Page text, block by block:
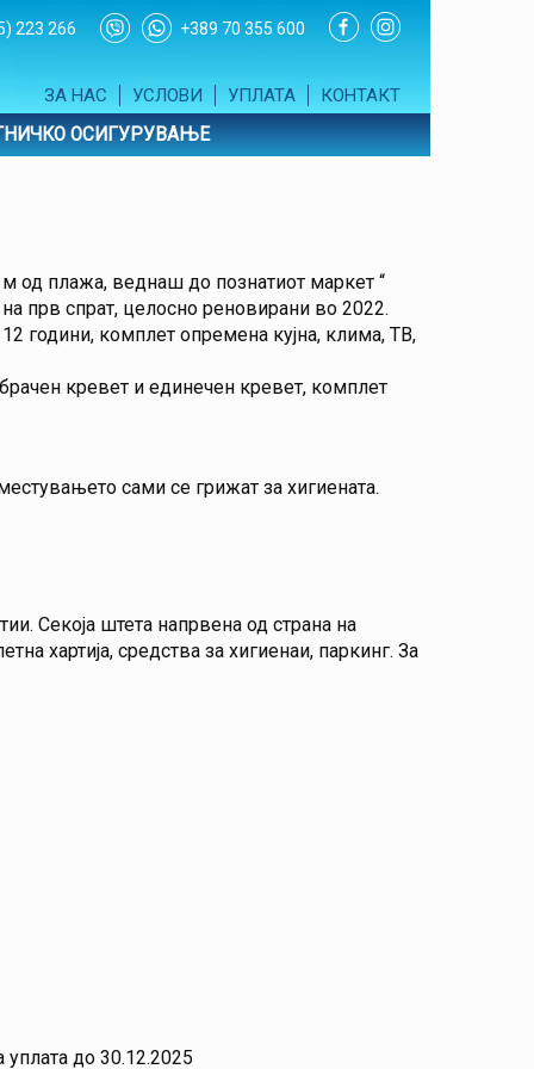
223 266 +389 70 355 600
ЗА НАС УСЛОВИ УПЛАТА
КОНТАКТ
ОСИГУРУВАЊЕ
од плажа, веднаш до познатиот маркет “
прв спрат, целосно реновирани во 2022.
години, комплет опремена кујна, клима, ТВ,
кревет и единечен кревет, комплет
сами се грижат за хигиената.
Секоја штета напрвена од страна на
хартија, средства за хигиенаи, паркинг. За
до 30.12.2025